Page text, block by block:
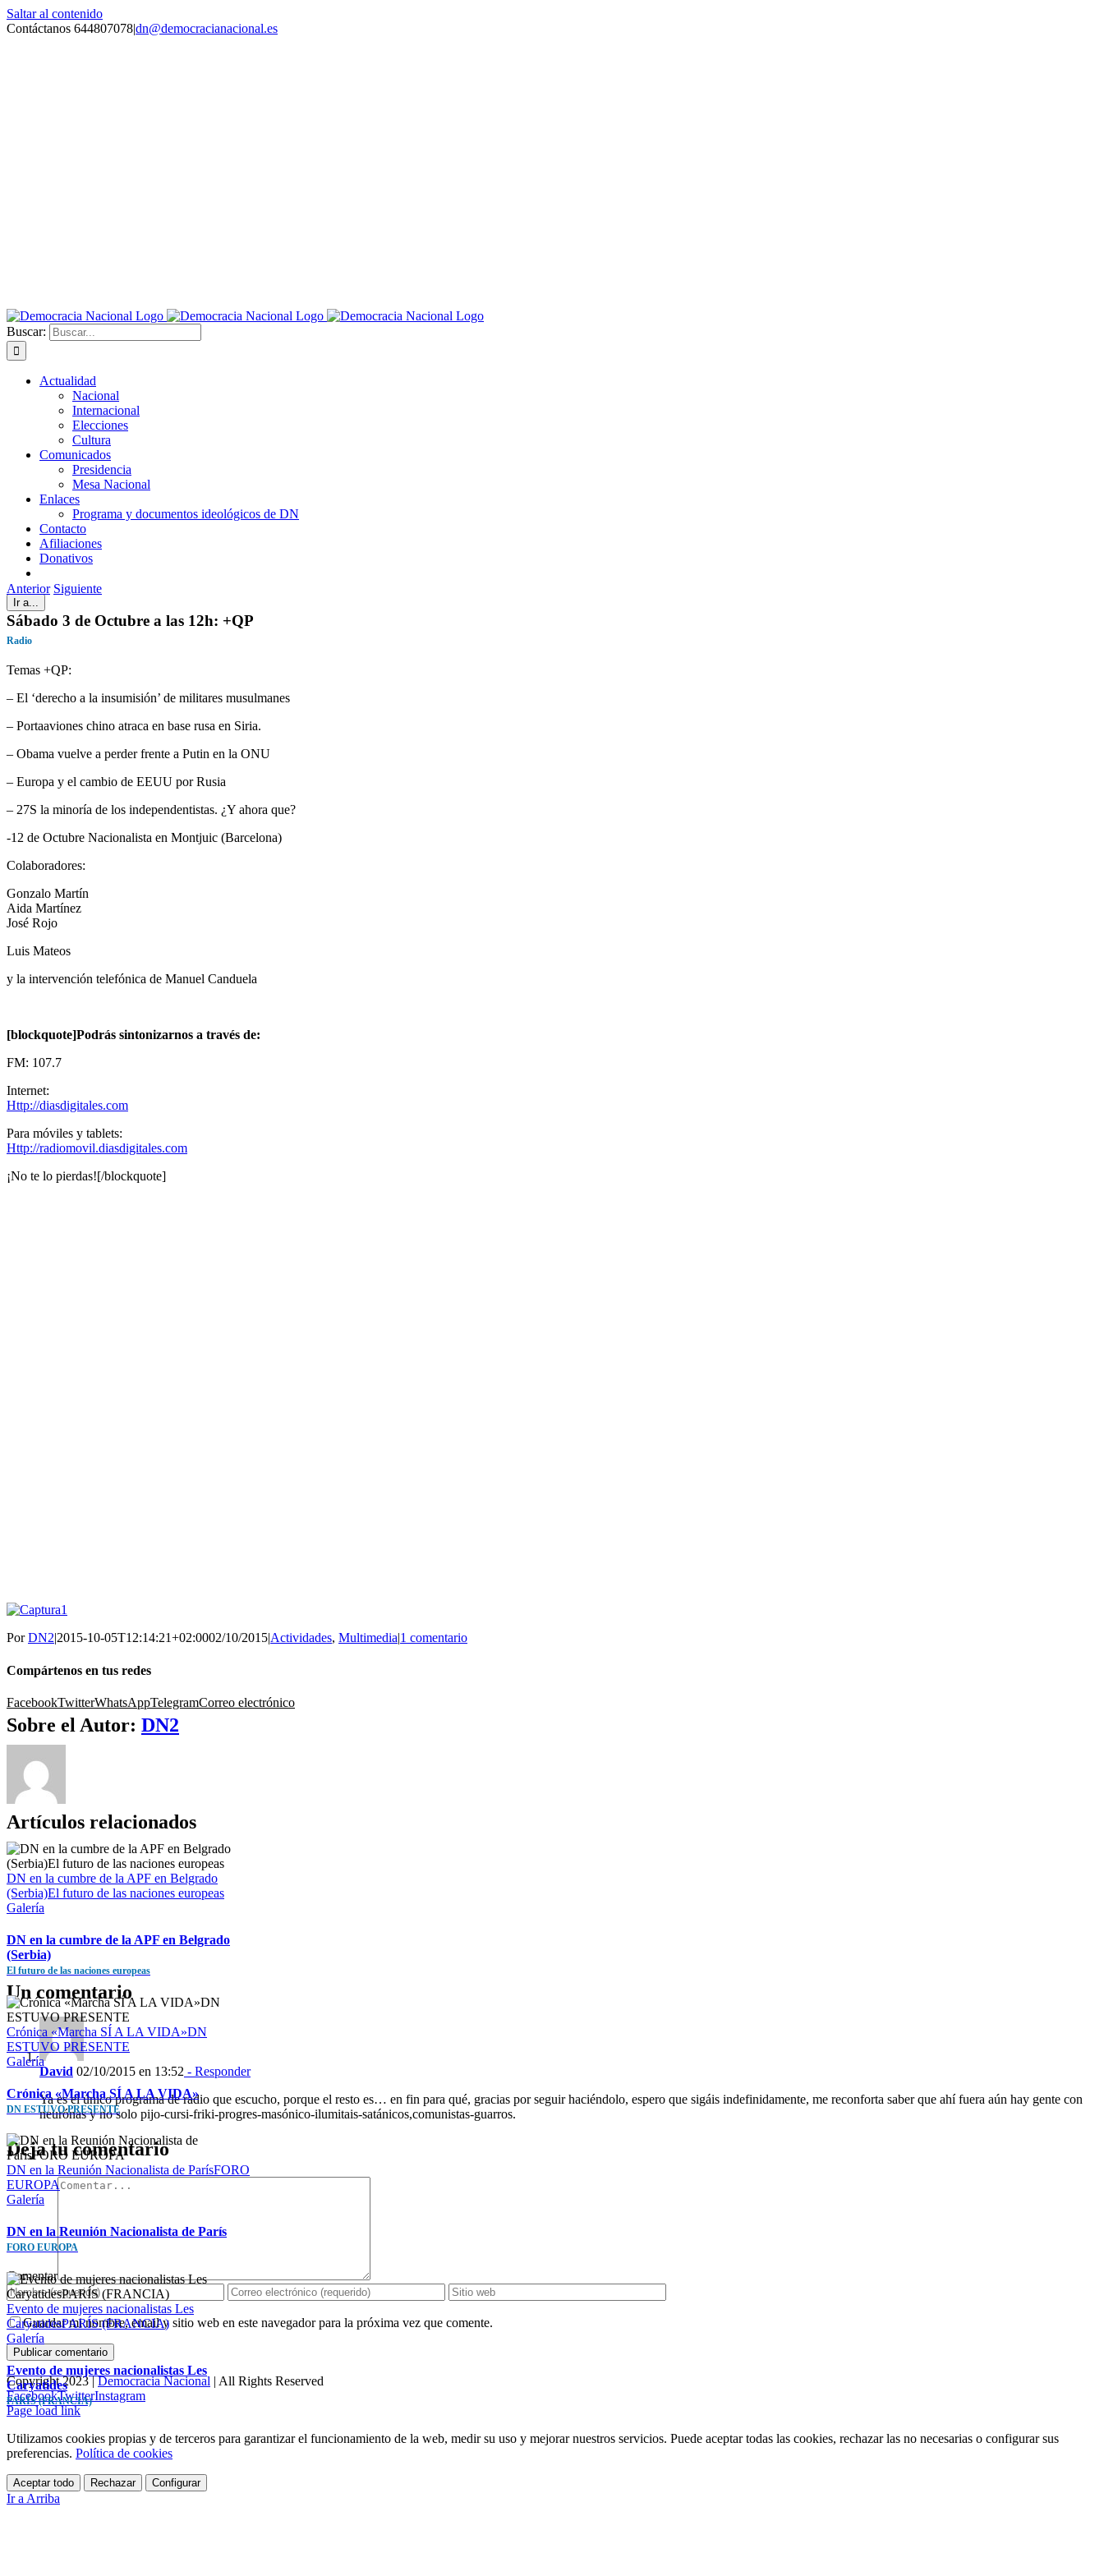
Saltar al contenido
Contáctanos 644807078|dn@democracianacional.es
Buscar:
Actualidad
Nacional
Internacional
Elecciones
Cultura
Comunicados
Presidencia
Mesa Nacional
Enlaces
Programa y documentos ideológicos de DN
Contacto
Afiliaciones
Donativos
Ir a...
Anterior Siguiente
Sábado 3 de Octubre a las 12h: +QP
Radio
Temas +QP:
– El ‘derecho a la insumisión’ de militares musulmanes
– Portaaviones chino atraca en base rusa en Siria.
– Obama vuelve a perder frente a Putin en la ONU
– Europa y el cambio de EEUU por Rusia
– 27S la minoría de los independentistas. ¿Y ahora que?
-12 de Octubre Nacionalista en Montjuic (Barcelona)
Colaboradores:
Gonzalo Martín
Aida Martínez
José Rojo
Luis Mateos
y la intervención telefónica de Manuel Canduela
[blockquote]Podrás sintonizarnos a través de:
FM: 107.7
Internet:
Http://diasdigitales.com
Para móviles y tablets:
Http://radiomovil.diasdigitales.com
¡No te lo pierdas![/blockquote]
PorDN2|2015-10-05T12:14:21+02:0002/10/2015|Actividades, Multimedia|1 comentario
Compártenos en tus redes
FacebookTwitterWhatsAppTelegramCorreo electrónico
Sobre el Autor: DN2
Artículos relacionados
DN en la cumbre de la APF en Belgrado
(Serbia)El futuro de las naciones europeas
Galería
DN en la cumbre de la APF en Belgrado
(Serbia)
El futuro de las naciones europeas
Crónica «Marcha SÍ A LA VIDA»DN
ESTUVO PRESENTE
Galería
Crónica «Marcha SÍ A LA VIDA»
DN ESTUVO PRESENTE
DN en la Reunión Nacionalista de ParísFORO
EUROPA
Galería
DN en la Reunión Nacionalista de París
FORO EUROPA
Evento de mujeres nacionalistas Les
CaryatidesPARÍS (FRANCIA)
Galería
Evento de mujeres nacionalistas Les
Caryatides
PARÍS (FRANCIA)
Un comentario
David 02/10/2015 en 13:52 - Responder
Ya es el único programa de radio que escucho, porque el resto es… en fin para qué, gracias por seguir haciéndolo, espero que sigáis indefinidamente, me reconforta saber que ahí fuera aún hay gente con
neurónas y no solo pijo-cursi-friki-progres-masónico-ilumitais-satánicos,comunistas-guarros.
Deja tu comentario
Comentar
Guardar mi nombre, email y sitio web en este navegador para la próxima vez que comente.
Copyright 2023 |Democracia Nacional | All Rights Reserved
FacebookTwitterInstagram
Page load link
Utilizamos cookies propias y de terceros para garantizar el funcionamiento de la web, medir su uso y mejorar nuestros servicios. Puede aceptar todas las cookies, rechazar las no necesarias o configurar sus
preferencias. Política de cookies
Aceptar todo Rechazar Configurar
Ir a Arriba